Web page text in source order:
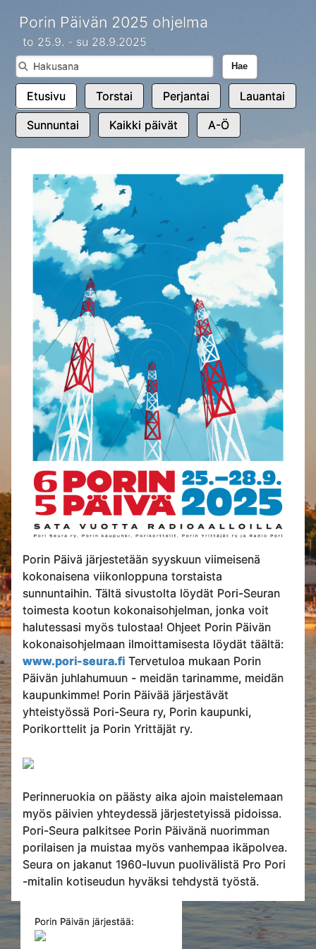
Porin Päivän 2025 ohjelma
to 25.9. - su 28.9.2025
Hae
Etusivu Torstai Perjantai Lauantai
Sunnuntai Kaikki päivät A-Ö
Porin Päivä järjestetään syyskuun viimeisenä
kokonaisena viikonloppuna torstaista
sunnuntaihin. Tältä sivustolta löydät Pori-Seuran
toimesta kootun kokonaisohjelman, jonka voit
halutessasi myös tulostaa! Ohjeet Porin Päivän
kokonaisohjelmaan ilmoittamisesta löydät täältä:
www.pori-seura.fi Tervetuloa mukaan Porin
Päivän juhlahumuun - meidän tarinamme, meidän
kaupunkimme! Porin Päivää järjestävät
yhteistyössä Pori-Seura ry, Porin kaupunki,
Porikorttelit ja Porin Yrittäjät ry.
Perinneruokia on päästy aika ajoin maistelemaan
myös päivien yhteydessä järjestetyissä pidoissa.
Pori-Seura palkitsee Porin Päivänä nuorimman
porilaisen ja muistaa myös vanhempaa ikäpolvea.
Seura on jakanut 1960-luvun puolivälistä Pro Pori
-mitalin kotiseudun hyväksi tehdystä työstä.
Porin Päivän järjestää: